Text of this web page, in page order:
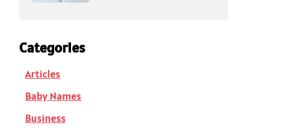
Categories
Articles
Baby Names
Business